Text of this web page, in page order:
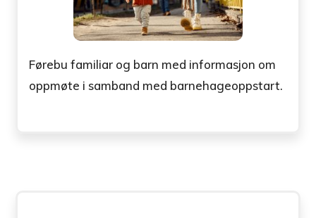
Førebu familiar og barn med informasjon om
oppmøte i samband med barnehageoppstart.